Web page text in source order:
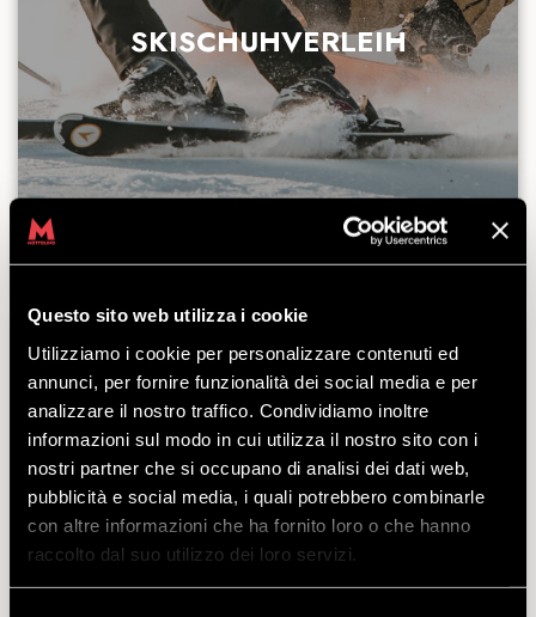
Questo sito web utilizza i cookie
Utilizziamo i cookie per personalizzare contenuti ed
annunci, per fornire funzionalità dei social media e per
analizzare il nostro traffico. Condividiamo inoltre
informazioni sul modo in cui utilizza il nostro sito con i
nostri partner che si occupano di analisi dei dati web,
pubblicità e social media, i quali potrebbero combinarle
con altre informazioni che ha fornito loro o che hanno
raccolto dal suo utilizzo dei loro servizi.
SKISCHUHVERLEIH
SKI-ZUBEHÖRVERLEIH